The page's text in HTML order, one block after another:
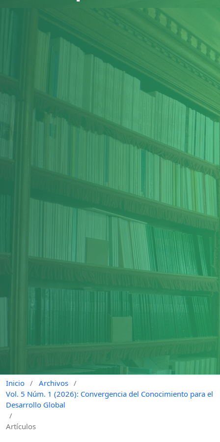
Inicio / Archivos /
Vol. 5 Núm. 1 (2026): Convergencia del Conocimiento para el
Desarrollo Global
/
Artículos